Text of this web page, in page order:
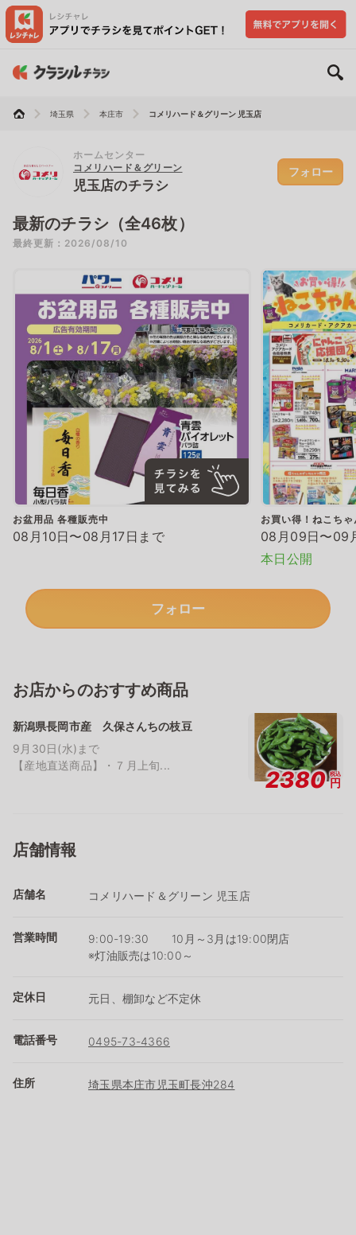
埼玉県 本庄市 コメリハード＆グリーン 児玉店
ホームセンター
コメリハード＆グリーン
児玉店のチラシ
フォロー
最新のチラシ（全46枚）
最終更新：2026/08/10
お盆用品 各種販売中
08月10日〜08月17日まで
お買い得！ねこち
08月09日〜09
本日公開
フォロー
お店からのおすすめ商品
新潟県長岡市産 久保さんちの枝豆
9月30日(水)まで
【産地直送商品】・７月上旬...
2380 税込
円
店舗情報
店舗名 コメリハード＆グリーン 児玉店
営業時間
9:00-19:30 10月～3月は19:00閉店
※灯油販売は10:00～
定休日 元日、棚卸など不定休
電話番号 0495-73-4366
住所 埼玉県本庄市児玉町長沖284